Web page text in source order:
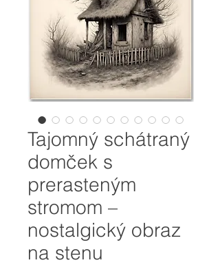
Tajomný schátraný
domček s
prerasteným
stromom –
nostalgický obraz
na stenu